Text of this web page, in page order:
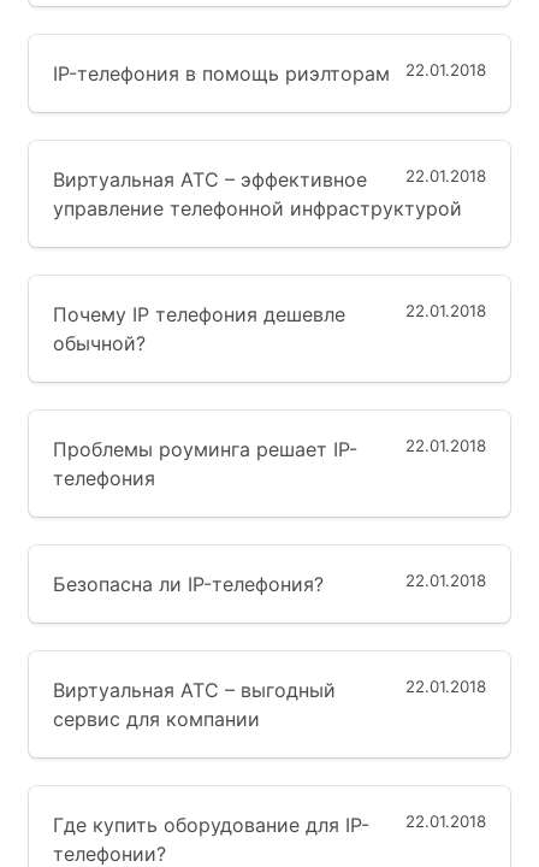
22.01.2018
IP-телефония в помощь риэлторам
22.01.2018
Виртуальная АТС – эффективное
управление телефонной инфраструктурой
22.01.2018
Почему IP телефония дешевле
обычной?
22.01.2018
Проблемы роуминга решает IP-
телефония
22.01.2018
Безопасна ли IP-телефония?
22.01.2018
Виртуальная АТС – выгодный
сервис для компании
22.01.2018
Где купить оборудование для IP-
телефонии?